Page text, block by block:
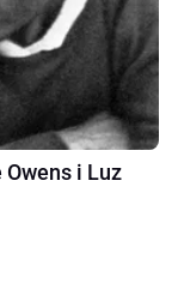
i Luz